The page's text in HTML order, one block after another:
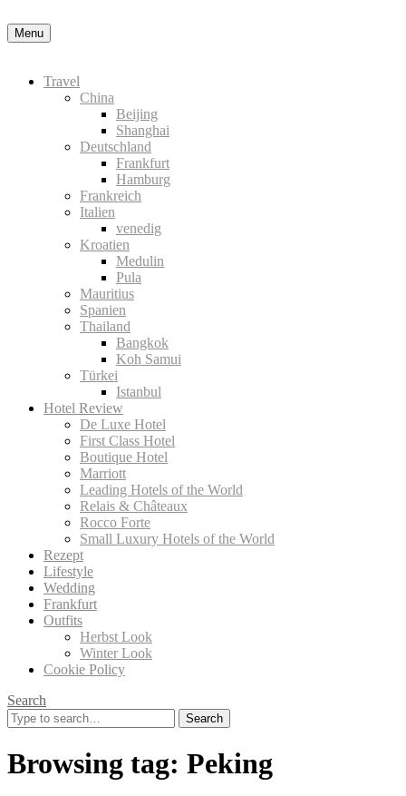
Menu
Travel
China
Beijing
Shanghai
Deutschland
Frankfurt
Hamburg
Frankreich
Italien
venedig
Kroatien
Medulin
Pula
Mauritius
Spanien
Thailand
Bangkok
Koh Samui
Türkei
Istanbul
Hotel Review
De Luxe Hotel
First Class Hotel
Boutique Hotel
Marriott
Leading Hotels of the World
Relais & Châteaux
Rocco Forte
Small Luxury Hotels of the World
Rezept
Lifestyle
Wedding
Frankfurt
Outfits
Herbst Look
Winter Look
Cookie Policy
Search
Search
for:
Browsing tag: Peking